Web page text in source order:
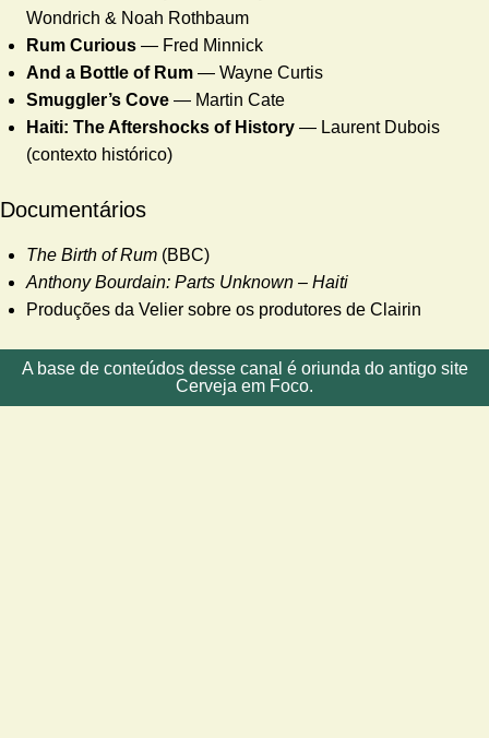
Wondrich & Noah Rothbaum
Rum Curious — Fred Minnick
And a Bottle of Rum — Wayne Curtis
Smuggler’s Cove — Martin Cate
Haiti: The Aftershocks of History — Laurent Dubois
(contexto histórico)
Documentários
The Birth of Rum (BBC)
Anthony Bourdain: Parts Unknown – Haiti
Produções da Velier sobre os produtores de Clairin
A base de conteúdos desse canal é oriunda do antigo site
Cerveja em Foco.